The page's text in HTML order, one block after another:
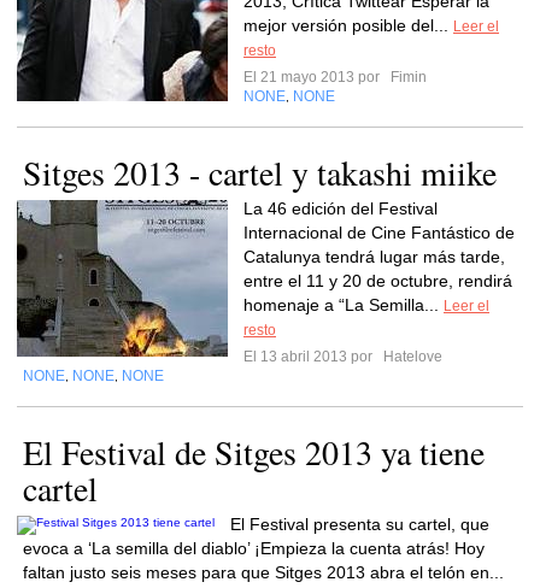
mejor versión posible del...
Leer el
resto
El 21 mayo 2013 por
Fimin
NONE NONE
Sitges 2013 - cartel y takashi miike
La 46 edición del Festival
Internacional de Cine Fantástico de
Catalunya tendrá lugar más tarde,
entre el 11 y 20 de octubre, rendirá
homenaje a “La Semilla...
Leer el
resto
El 13 abril 2013 por
Hatelove
NONE NONE NONE
El Festival de Sitges 2013 ya tiene
cartel
El Festival presenta su cartel, que
evoca a ‘La semilla del diablo’ ¡Empieza la cuenta atrás! Hoy
faltan justo seis meses para que Sitges 2013 abra el telón en...